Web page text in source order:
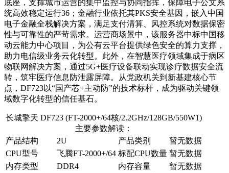
底座，支撑城市运营的集中监控与协同指挥，保障电子公文系
统高效稳定运行36；金融行业依托其PKS安全基因，嵌入中国
电子金融全栈解决方案，满足支付清算、风控系统对数据保密
性与可靠性的严苛需求。运营商场景中，该服务器中标中国移
动云能力中心项目，为公有云平台提供绿色安全的算力支撑，
助力电信级业务云化转型。此外，在智慧医疗领域集成于病区
物联网解决方案，通过5G+医疗设备联动实现诊疗数据安全流
转，筑牢医疗信息防泄露屏障。从党政机关到新基建核心节
点，DF723以“国产芯+主动防”的技术标杆，成为驱动关键领
域数字化转型的信任基石。
长城擎天 DF723 (FT-2000+/64核/2.2GHz/128GB/550W1)
主要参数解读：
产品结构
2U 产品类别
暂无数据
CPU型号
飞腾FT-2000+/64 标配CPU数量 暂无数据
内存类型
DDR4 内存容量
暂无数据